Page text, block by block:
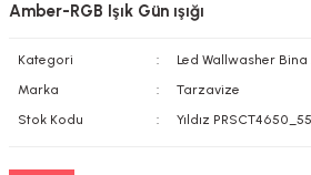
Amber-RGB Işık Gün ışığı
Kategori
Led Wallwasher Bina
Marka
Tarzavize
Stok Kodu
Yıldız